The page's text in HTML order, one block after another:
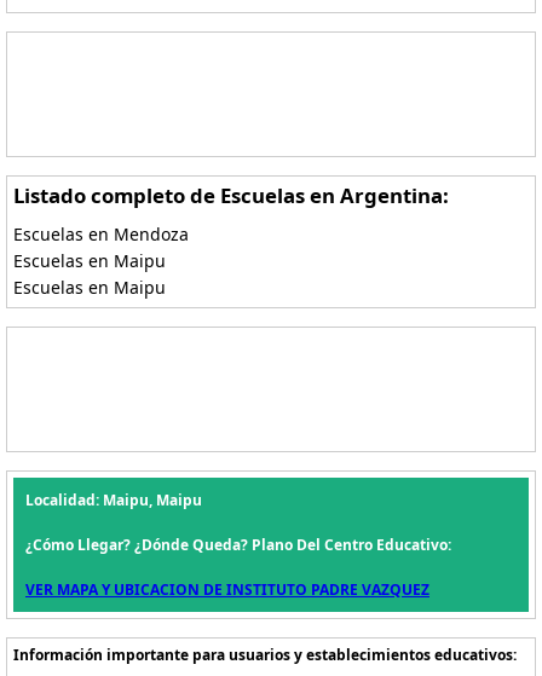
Listado completo de Escuelas en Argentina:
Escuelas en Mendoza
Escuelas en Maipu
Escuelas en Maipu
Localidad: Maipu, Maipu
¿Cómo Llegar? ¿Dónde Queda? Plano Del Centro Educativo:
VER MAPA Y UBICACION DE INSTITUTO PADRE VAZQUEZ
Información importante para usuarios y establecimientos educativos: